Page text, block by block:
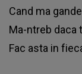
Саnd mа
Ма-ntrеb dаса
Fас аѕtа іn